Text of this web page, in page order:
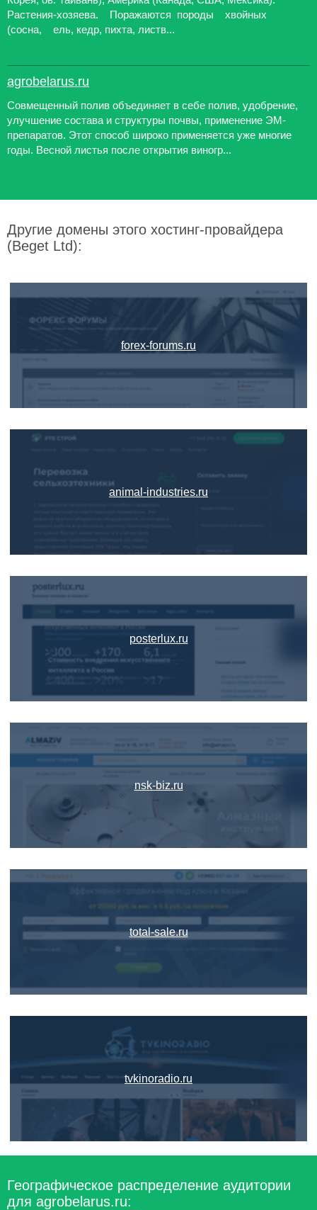
Растения-хозяева. Поражаются породы хвойных
(сосна, ель, кедр, пихта, листв...
agrobelarus.ru
Совмещенный полив объединяет в себе полив, удобрение,
улучшение состава и структуры почвы, применение ЭМ-
препаратов. Этот способ широко применяется уже многие
годы. Весной листья после открытия виногр...
Другие домены этого хостинг-провайдера
(Beget Ltd):
forex-forums.ru
animal-industries.ru
posterlux.ru
nsk-biz.ru
total-sale.ru
tvkinoradio.ru
Географическое распределение аудитории
для agrobelarus.ru: